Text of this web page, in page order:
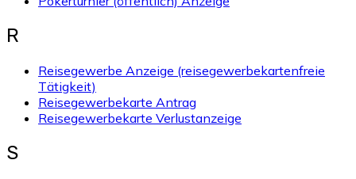
R
Reisegewerbe Anzeige (reisegewerbekartenfreie
Tätigkeit)
Reisegewerbekarte Antrag
Reisegewerbekarte Verlustanzeige
S